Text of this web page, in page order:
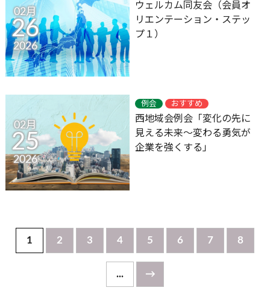
02月
26
2026
ウェルカム同友会（会員オ
リエンテーション・ステッ
プ１）
02月
25
2026
例会 おすすめ
西地域会例会「変化の先に
見える未来～変わる勇気が
企業を強くする」
1 2 3 4 5 6 7 8
... →